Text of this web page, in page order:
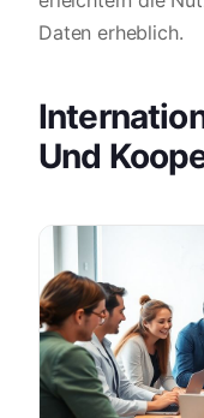
Daten erheblich.
Und